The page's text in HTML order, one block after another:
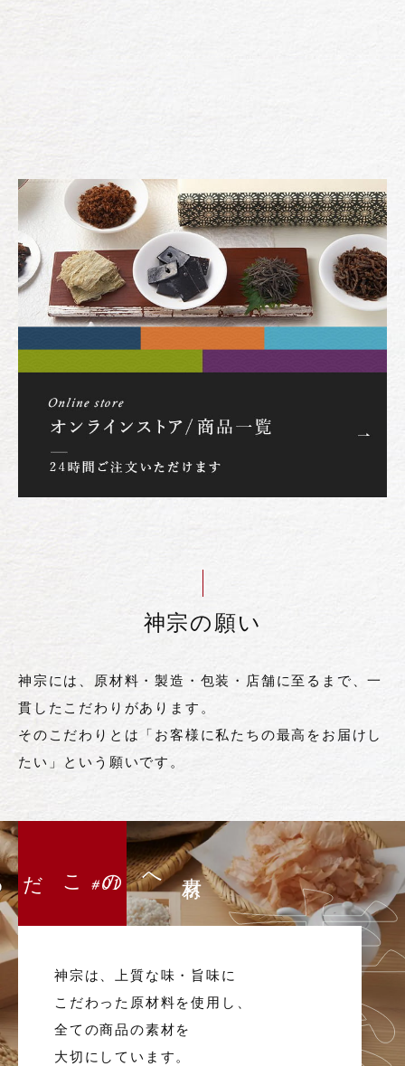
神宗の願い
神宗には、原材料・製造・包装・店舗に至るまで、一
貫したこだわりがあります。
そのこだわりとは「お客様に私たちの最高をお届けし
たい」という願いです。
#01
神宗は、上質な味・旨味に
こだわった原材料を使用し、
全ての商品の素材を
大切にしています。